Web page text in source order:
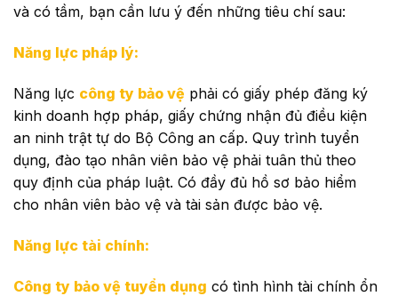
và có tầm, bạn cần lưu ý đến những tiêu chí sau:
Năng lực pháp lý:
Năng lực công ty bảo vệ phải có giấy phép đăng ký
kinh doanh hợp pháp, giấy chứng nhận đủ điều kiện
an ninh trật tự do Bộ Công an cấp. Quy trình tuyển
dụng, đào tạo nhân viên bảo vệ phải tuân thủ theo
quy định của pháp luật. Có đầy đủ hồ sơ bảo hiểm
cho nhân viên bảo vệ và tài sản được bảo vệ.
Năng lực tài chính:
Công ty bảo vệ tuyển dụng có tình hình tài chính ổn